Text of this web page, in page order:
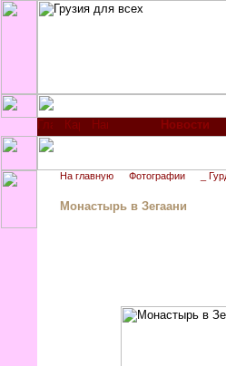
Новости
На главную Фотографии _
Монастырь в Зегаани